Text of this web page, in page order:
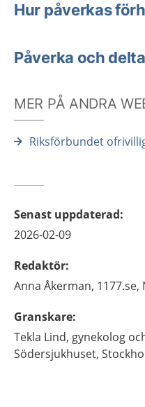
Hur påverkas
Påverka och
MER PÅ ANDRA
Riksförbundet
Senast uppdaterad:
2026-02-09
Redaktör:
Anna Åkerman,
Granskare:
Tekla Lind, gynekolog
Södersjukhuset,